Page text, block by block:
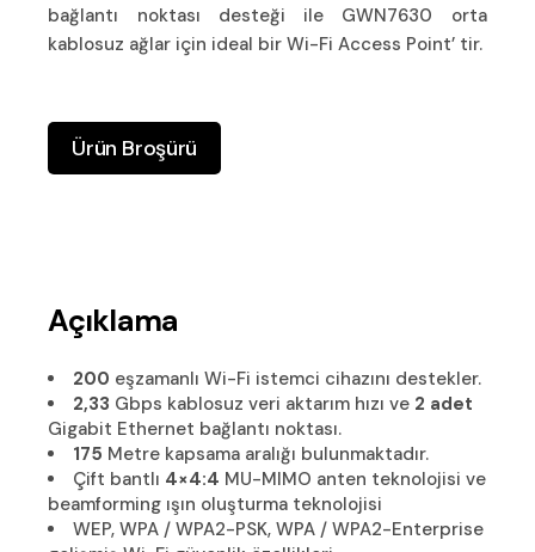
bağlantı noktası desteği ile GWN7630 orta
kablosuz ağlar için ideal bir Wi-Fi Access Point’ tir.
Ürün Broşürü
Açıklama
200 eşzamanlı Wi-Fi istemci cihazını destekler.
2,33 Gbps kablosuz veri aktarım hızı ve 2 adet
Gigabit Ethernet bağlantı noktası.
175 Metre kapsama aralığı bulunmaktadır.
Çift bantlı 4×4:4 MU-MIMO anten teknolojisi ve
beamforming ışın oluşturma teknolojisi
WEP, WPA / WPA2-PSK, WPA / WPA2-Enterprise